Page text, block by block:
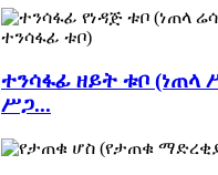
ተንሳፋፊ ዘይት ቱቦ (ነጠላ
ሥጋ...